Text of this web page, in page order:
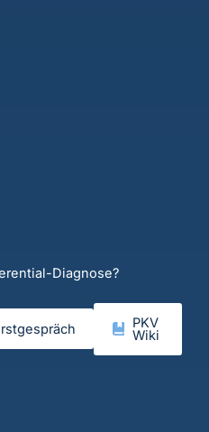
Diagnose?
PKV
Wiki